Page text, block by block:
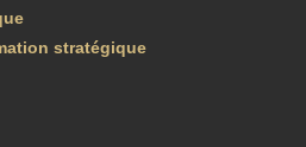
stratégique